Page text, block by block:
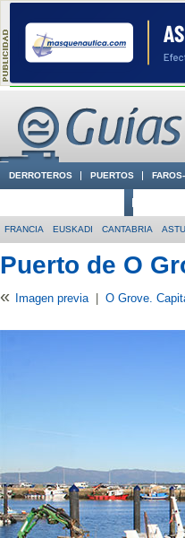
DERROTEROS PUERTOS
FRANCIA EUSKADI CANTABRIA
Puerto de O
« Imagen previa | O Grove.